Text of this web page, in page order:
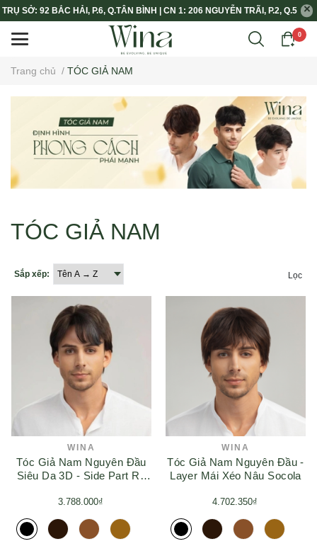
TRỤ SỞ: 92 BẮC HẢI, P.6, Q.TÂN BÌNH | CN 1: 206 NGUYỄN TRÃI, P.2, Q.5
0
Trang chủ / TÓC GIẢ NAM
TÓC GIẢ NAM
Sắp xếp: Lọc
WINA
Tóc Giả Nam Nguyên Đầu
Siêu Da 3D - Side Part Rủ
3.788.000₫
WINA
Tóc Giả Nam Nguyên Đầu -
Layer Mái Xéo Nâu Socola
4.702.350₫